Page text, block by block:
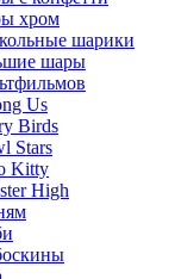
хром
шарики
шары
Us
Birds
Stars
Kitty
High